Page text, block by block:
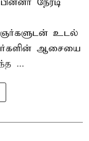
நேரடி
உடல்
ஆசையை
...